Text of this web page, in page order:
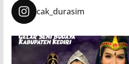
cak_durasim